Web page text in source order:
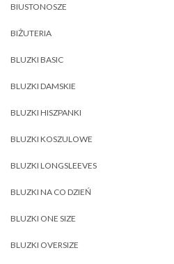
BIUSTONOSZE
BIŻUTERIA
BLUZKI BASIC
BLUZKI DAMSKIE
BLUZKI HISZPANKI
BLUZKI KOSZULOWE
BLUZKI LONGSLEEVES
BLUZKI NA CO DZIEŃ
BLUZKI ONE SIZE
BLUZKI OVERSIZE